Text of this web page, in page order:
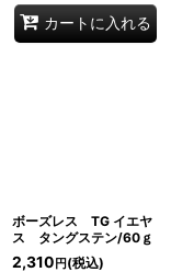
カートに入れる
ボーズレス TG イエヤ
ス タングステン/60ｇ
2,310 円 (税込)